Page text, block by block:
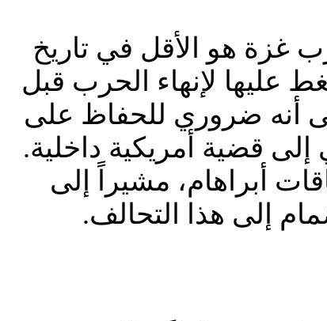
غزة هو الأقل في تاريخ
لإنهاء الحرب قبل
أنه ضروري للحفاظ على
إلى قضية أمريكية داخلية.
أبراهام، مشيراً إلى
إلى هذا التحالف.